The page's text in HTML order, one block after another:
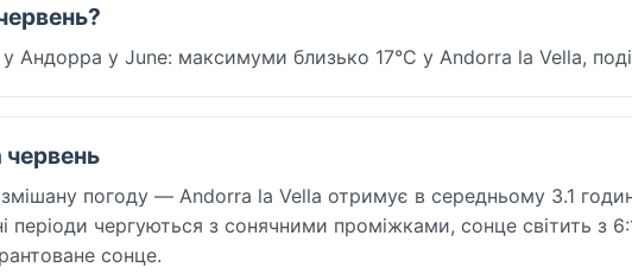
у June: максимуми близько 17°C у Andorra la Vella,
погоду — Andorra la Vella отримує в середньому 3.1 годин
періоди чергуються з сонячними проміжками, сонце світить з
сонце.